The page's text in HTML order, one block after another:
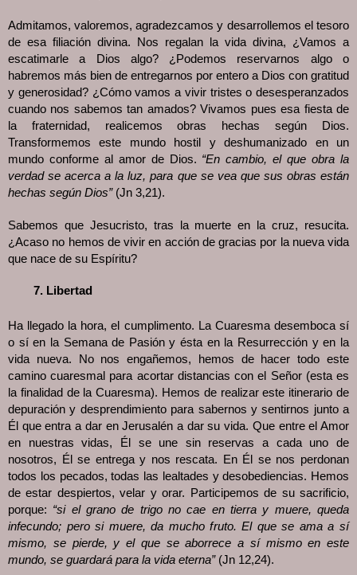
Admitamos, valoremos, agradezcamos y desarrollemos el tesoro
de esa filiación divina. Nos regalan la vida divina, ¿Vamos a
escatimarle a Dios algo? ¿Podemos reservarnos algo o
habremos más bien de entregarnos por entero a Dios con gratitud
y generosidad? ¿Cómo vamos a vivir tristes o desesperanzados
cuando nos sabemos tan amados? Vivamos pues esa fiesta de
la fraternidad, realicemos obras hechas según Dios.
Transformemos este mundo hostil y deshumanizado en un
mundo conforme al amor de Dios. “En cambio, el que obra la
verdad se acerca a la luz, para que se vea que sus obras están
hechas según Dios” (Jn 3,21).
Sabemos que Jesucristo, tras la muerte en la cruz, resucita.
¿Acaso no hemos de vivir en acción de gracias por la nueva vida
que nace de su Espíritu?
Libertad
Ha llegado la hora, el cumplimento. La Cuaresma desemboca sí
o sí en la Semana de Pasión y ésta en la Resurrección y en la
vida nueva. No nos engañemos, hemos de hacer todo este
camino cuaresmal para acortar distancias con el Señor (esta es
la finalidad de la Cuaresma). Hemos de realizar este itinerario de
depuración y desprendimiento para sabernos y sentirnos junto a
Él que entra a dar en Jerusalén a dar su vida. Que entre el Amor
en nuestras vidas, Él se une sin reservas a cada uno de
nosotros, Él se entrega y nos rescata. En Él se nos perdonan
todos los pecados, todas las lealtades y desobediencias. Hemos
de estar despiertos, velar y orar. Participemos de su sacrificio,
porque: “si el grano de trigo no cae en tierra y muere, queda
infecundo; pero si muere, da mucho fruto. El que se ama a sí
mismo, se pierde, y el que se aborrece a sí mismo en este
mundo, se guardará para la vida eterna”(Jn 12,24).